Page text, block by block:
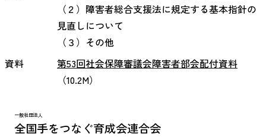
（２）障害者総合支援法に規定する基本指針の
見直しについて
（３）その他
資料
第53回社会保障審議会障害者部会配付資料
（10.2M）
一般社団法人
全国手をつなぐ育成会連合会